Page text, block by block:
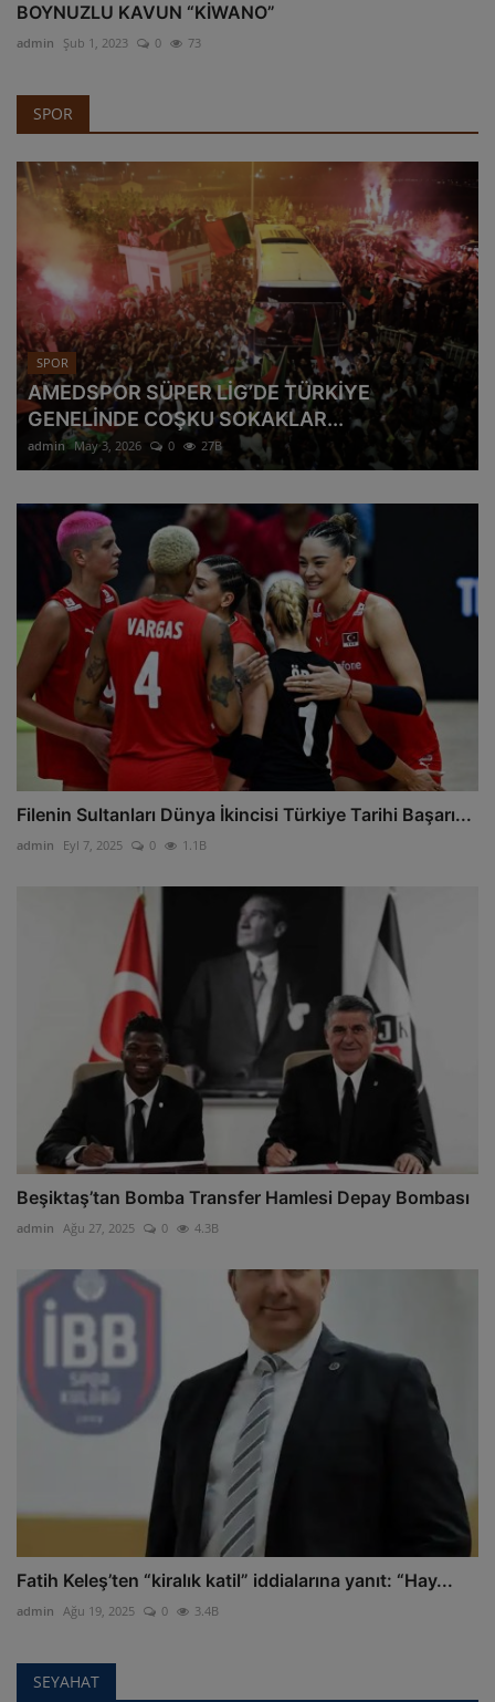
BOYNUZLU KAVUN “KİWANO”
admin Şub 1, 2023 0 73
SPOR
SPOR
AMEDSPOR SÜPER LİG’DE TÜRKİYE
GENELİNDE COŞKU SOKAKLAR...
admin May 3, 2026 0 27B
Filenin Sultanları Dünya İkincisi Türkiye Tarihi Başarı...
admin Eyl 7, 2025 0 1.1B
Beşiktaş’tan Bomba Transfer Hamlesi Depay Bombası
admin Ağu 27, 2025 0 4.3B
Fatih Keleş’ten “kiralık katil” iddialarına yanıt: “Hay...
admin Ağu 19, 2025 0 3.4B
SEYAHAT